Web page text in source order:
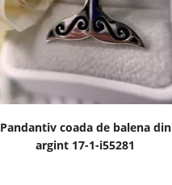
Pandantiv coada de balena din
argint 17-1-i55281